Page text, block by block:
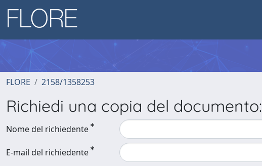
FLORE 2158/1358253
Richiedi una copia del documento:
Nome del richiedente
E-mail del richiedente